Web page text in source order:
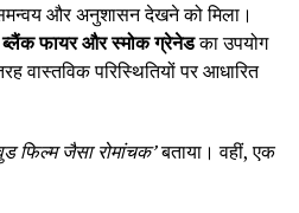
और अनुशासन देखने को मिला।
ब्लैंक फायर और स्मोक ग्रेनेडका उपयोग
वास्तविक परिस्थितियों पर आधारित
फिल्म जैसा रोमांचक’बताया। वहीं, एक